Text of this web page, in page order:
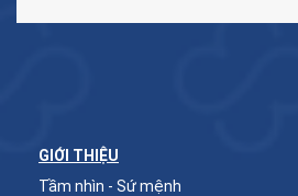
GIỚI THIỆU
Tầm nhìn - Sứ mệnh